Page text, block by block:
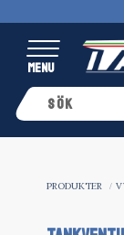
Meny
PRODUKTER